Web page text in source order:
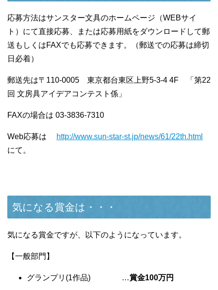
応募方法はサンスター文具のホームページ（WEBサイ
ト）にて直接応募、または応募用紙をダウンロードして郵
送もしくはFAXでも応募できます。（郵送での応募は締切
日必着）
郵送先は〒110-0005 東京都台東区上野5-3-4 4F 「第22
回 文房具アイデアコンテスト係」
FAXの場合は 03-3836-7310
Web応募は
http://www.sun-star-st.jp/news/61/22th.html
にて。
気になる賞金は・・・
気になる賞金ですが、以下のようになっています。
【一般部門】
グランプリ(1作品) …賞金100万円